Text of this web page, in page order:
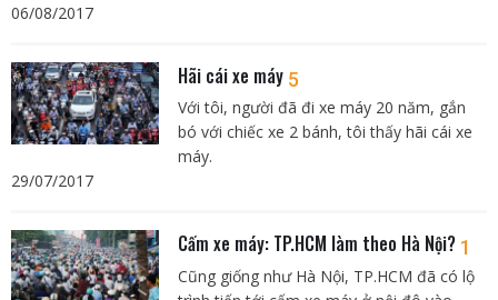
06/08/2017
Hãi cái xe máy 5
Với tôi, người đã đi xe máy 20 năm, gắn
bó với chiếc xe 2 bánh, tôi thấy hãi cái xe
máy.
29/07/2017
Cấm xe máy: TP.HCM làm theo Hà Nội? 1
Cũng giống như Hà Nội, TP.HCM đã có lộ